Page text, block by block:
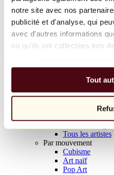
notre site avec nos
publicité et d'analyse, qui
avec d'autres informations
ou qu'ils ont collectées lors
Tout
Balloon Dog (Orange)
Jeff Koons
10 000 €
Parcourir
Tous les
Tous les
Tous les artistes
Par mouvement
Cubisme
Art naïf
Pop Art